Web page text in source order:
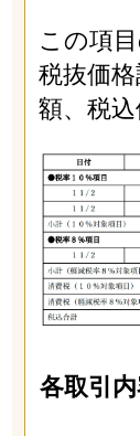
この項
税抜価
額、税込
各取引